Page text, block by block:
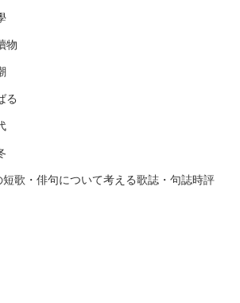
物
る
歌・俳句について考える歌誌・句誌時評